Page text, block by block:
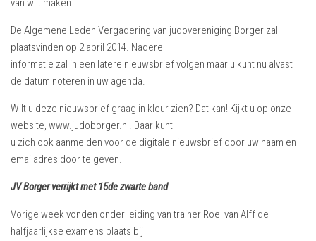
van wilt maken.
De Algemene Leden Vergadering van judovereniging Borger zal
plaatsvinden op 2 april 2014. Nadere
informatie zal in een latere nieuwsbrief volgen maar u kunt nu alvast
de datum noteren in uw agenda.
Wilt u deze nieuwsbrief graag in kleur zien? Dat kan! Kijkt u op onze
website, www.judoborger.nl. Daar kunt
u zich ook aanmelden voor de digitale nieuwsbrief door uw naam en
emailadres door te geven.
JV Borger verrijkt met 15de zwarte band
Vorige week vonden onder leiding van trainer Roel van Alff de
halfjaarlijkse examens plaats bij